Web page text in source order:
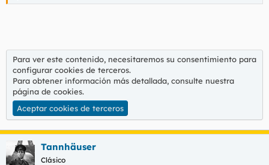
Para ver este contenido, necesitaremos su consentimiento para
configurar cookies de terceros.
Para obtener información más detallada, consulte nuestra
página de cookies.
Aceptar cookies de terceros
Tannhäuser
Clásico